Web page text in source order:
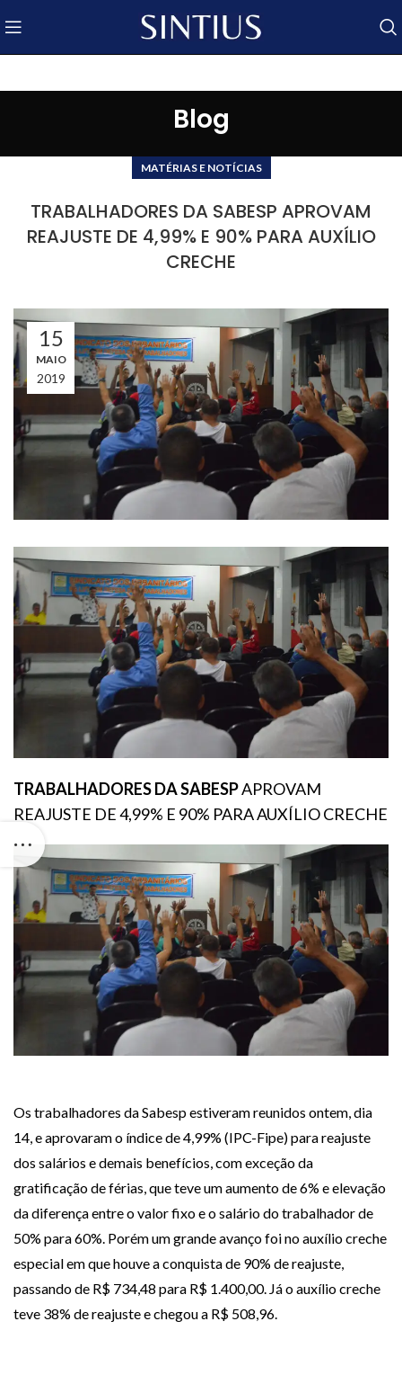
Blog
MATÉRIAS E NOTÍCIAS
TRABALHADORES DA SABESP APROVAM
REAJUSTE DE 4,99% E 90% PARA AUXÍLIO
CRECHE
15
MAIO
2019
TRABALHADORES DA SABESPAPROVAM
REAJUSTE DE 4,99% E 90% PARA AUXÍLIO CRECHE
Os trabalhadores da Sabesp estiveram reunidos ontem, dia
14, e aprovaram o índice de 4,99% (IPC-Fipe) para reajuste
dos salários e demais benefícios, com exceção da
gratificação de férias, que teve um aumento de 6% e elevação
da diferença entre o valor fixo e o salário do trabalhadorde
50% para 60%. Porém um grande avanço foi no auxílio creche
especial em que houve a conquista de 90% de reajuste,
passando de R$ 734,48 para R$ 1.400,00. Já o auxílio creche
teve 38% de reajuste e chegou a R$ 508,96.